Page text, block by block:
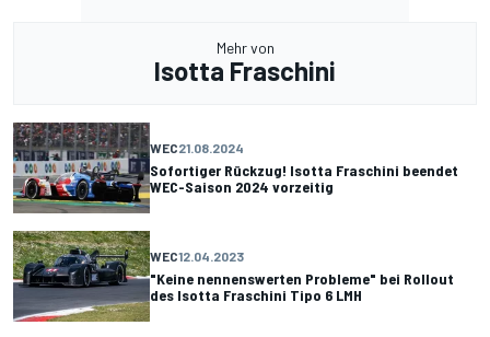
Mehr von
Isotta Fraschini
WEC21.08.2024
Sofortiger Rückzug! Isotta Fraschini beendet
WEC-Saison 2024 vorzeitig
WEC12.04.2023
"Keine nennenswerten Probleme" bei Rollout
des Isotta Fraschini Tipo 6 LMH